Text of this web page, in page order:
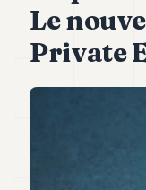
Andy
39
Andy
Andy
Le
Private